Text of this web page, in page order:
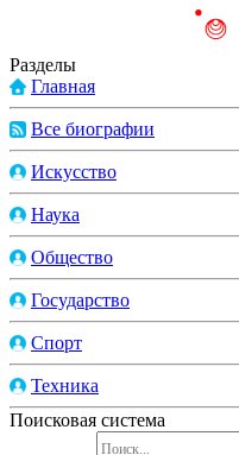
Разделы
Главная
Все биографии
Искусство
Наука
Общество
Государство
Спорт
Техника
Поисковая система